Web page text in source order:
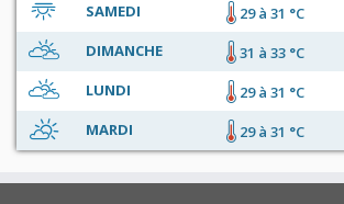
SAMEDI 29 à 31 °C
DIMANCHE
31 à 33 °C
LUNDI
29 à 31 °C
MARDI
29 à 31 °C